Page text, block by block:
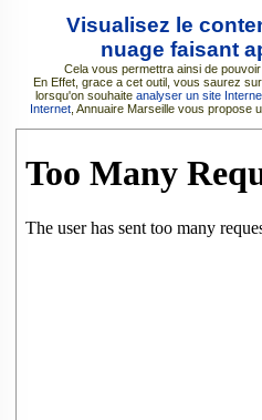
Visualisez le
nuage faisant
Cela vous permettra ainsi de
En Effet, grace a cet outil, vous saurez
lorsqu'on souhaite analyser un site
Internet, Annuaire Marseille vous propose